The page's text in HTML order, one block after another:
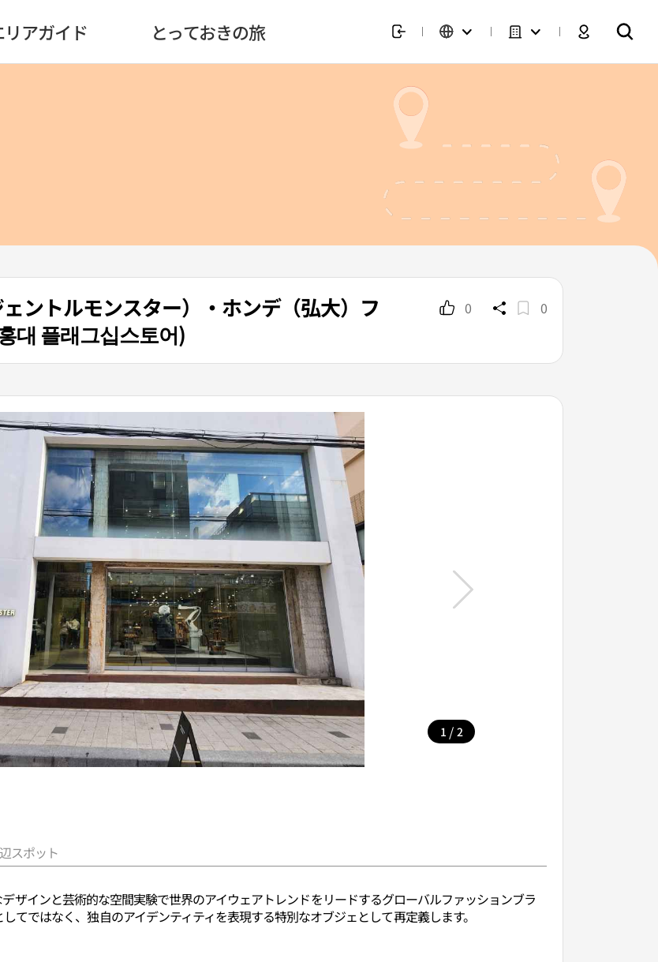
リアガイド とっておきの旅
ントルモンスター）・ホンデ（弘大）フ
대 플래그십스토어)
0 0
1 / 2
スポット
ザインと芸術的な空間実験で世界のアイウェアトレンドをリードするグローバルファッションブラ
てではなく、独自のアイデンティティを表現する特別なオブジェとして再定義します。